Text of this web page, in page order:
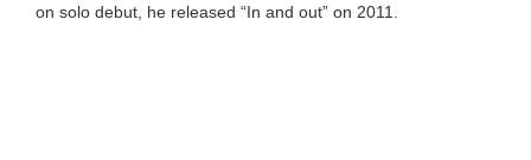
on solo debut, he released “In and out” on 2011.